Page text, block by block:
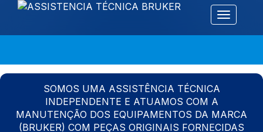
Alternar
SOMOS UMA ASSISTÊNCIA TÉCNICA
INDEPENDENTE E ATUAMOS COM A
MANUTENÇÃO DOS EQUIPAMENTOS DA MARCA
(BRUKER) COM PEÇAS ORIGINAIS FORNECIDAS